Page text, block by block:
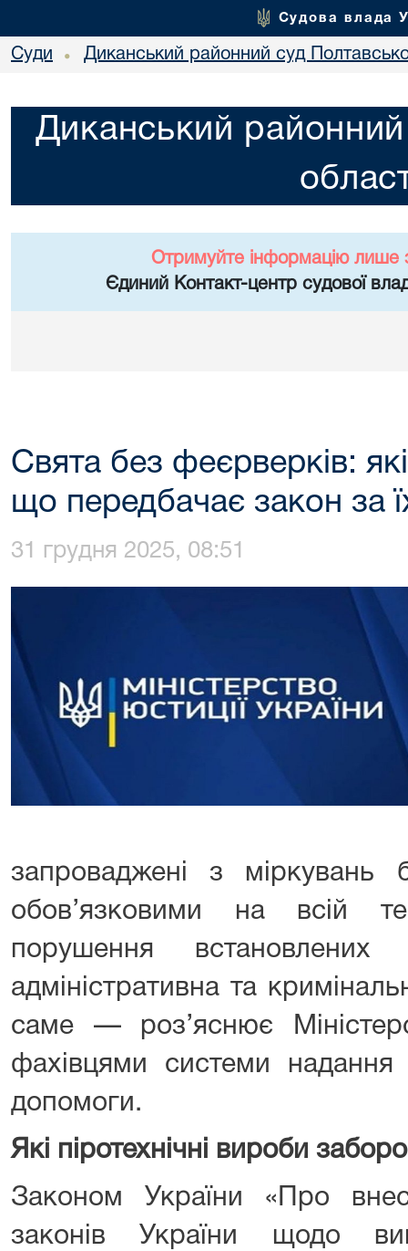
Судова влада
Суди • Диканський районний суд
Диканський районний
Отримуйте інформацію лише
Єдиний Контакт-центр судової
Свята без феєрверків:
що передбачає закон за
31 грудня 2025, 08:51
запроваджені з міркувань
обов’язковими на всій
порушення встановлених
адміністративна та
саме — роз’яснює
фахівцями системи надання
допомоги.
Які піротехнічні вироби
Законом України «Про
законів України щодо